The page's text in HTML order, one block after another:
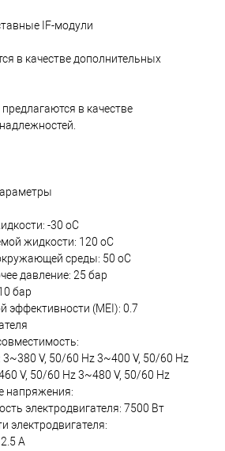
IF-модули
в качестве дополнительных
в качестве
-30 oC
жидкости: 120 oC
среды: 50 oC
давление: 25 бар
бар
эффективности (MEI): 0.7
V, 50/60 Hz 3~400 V, 50/60 Hz
V, 50/60 Hz 3~480 V, 50/60 Hz
напряжения:
электродвигателя: 7500 Вт
электродвигателя:
А